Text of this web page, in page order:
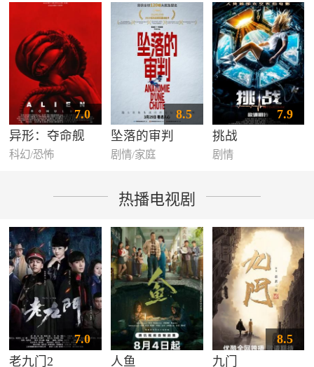
7.0
异形：夺命舰
科幻/恐怖
8.5
坠落的审判
剧情/家庭
7.9
挑战
剧情
热播电视剧
7.0
老九门2
人鱼
8.5
九门